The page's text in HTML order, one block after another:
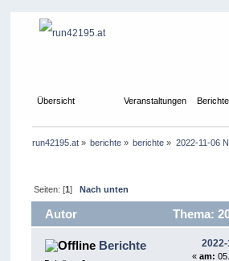
Übersicht Veranstaltungen Berichte
run42195.at» berichte » berichte » 2022-11-06
Seiten: [1] Nach unten
Autor Thema:
Berichte
«am: